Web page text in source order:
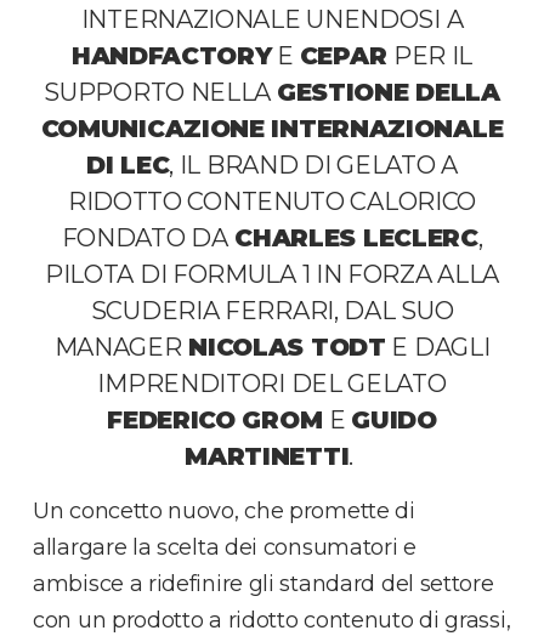
INTERNAZIONALE UNENDOSI A
HANDFACTORYE CEPAR PER IL
SUPPORTO NELLA GESTIONE DELLA
COMUNICAZIONE INTERNAZIONALE
DI LEC, IL BRAND DI GELATO A
RIDOTTO CONTENUTO CALORICO
FONDATO DACHARLES LECLERC,
PILOTA DI FORMULA 1 IN FORZA ALLA
SCUDERIA FERRARI, DAL SUO
MANAGER NICOLAS TODT E DAGLI
IMPRENDITORI DEL GELATO
FEDERICO GROM E GUIDO
MARTINETTI.
Un concetto nuovo, che promette di
allargare la scelta dei consumatori e
ambisce a ridefinire gli standard del settore
con un prodotto a ridotto contenuto di grassi,